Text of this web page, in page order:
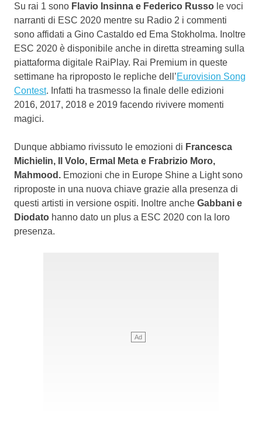
Su rai 1 sono Flavio Insinna e Federico Russo le voci
narranti di ESC 2020 mentre su Radio 2 i commenti
sono affidati a Gino Castaldo ed Ema Stokholma. Inoltre
ESC 2020 è disponibile anche in diretta streaming sulla
piattaforma digitale RaiPlay. Rai Premium in queste
settimane ha riproposto le repliche dell’Eurovision Song
Contest. Infatti ha trasmesso la finale delle edizioni
2016, 2017, 2018 e 2019 facendo rivivere momenti
magici.
Dunque abbiamo rivissuto le emozioni di Francesca
Michielin, Il Volo, Ermal Meta e Frabrizio Moro,
Mahmood. Emozioni che in Europe Shine a Light sono
riproposte in una nuova chiave grazie alla presenza di
questi artisti in versione ospiti. Inoltre anche Gabbani e
Diodato hanno dato un plus a ESC 2020 con la loro
presenza.